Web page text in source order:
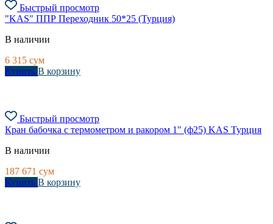
Быстрый просмотр
"KAS" ППР Переходник 50*25 (Турция)
В наличии
6 315 сум
Купить В корзину
Быстрый просмотр
Кран бабочка с термометром и ракором 1" (ф25) KAS Турция
В наличии
187 671 сум
Купить В корзину